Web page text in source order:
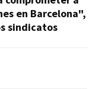
en Barcelona",
sindicatos